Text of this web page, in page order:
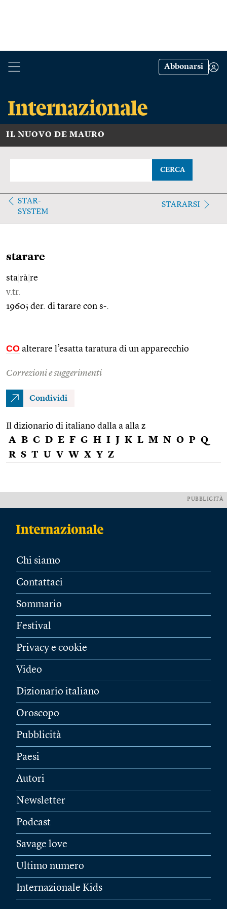
Abbonarsi
IL NUOVO DE MAURO
CERCA
STAR-
SYSTEM
STARARSI
starare
sta rà re
v.tr.
1960; der. di tarare con s-.
CO alterare l’esatta taratura di un apparecchio
Correzioni e suggerimenti
Condividi
Il dizionario di italiano dalla a alla z
A B C D E F G H I J K L M N O P Q
R S T U V W X Y Z
PUBBLICITÀ
Chi siamo
Contattaci
Sommario
Festival
Privacy e cookie
Video
Dizionario italiano
Oroscopo
Pubblicità
Paesi
Autori
Newsletter
Podcast
Savage love
Ultimo numero
Internazionale Kids